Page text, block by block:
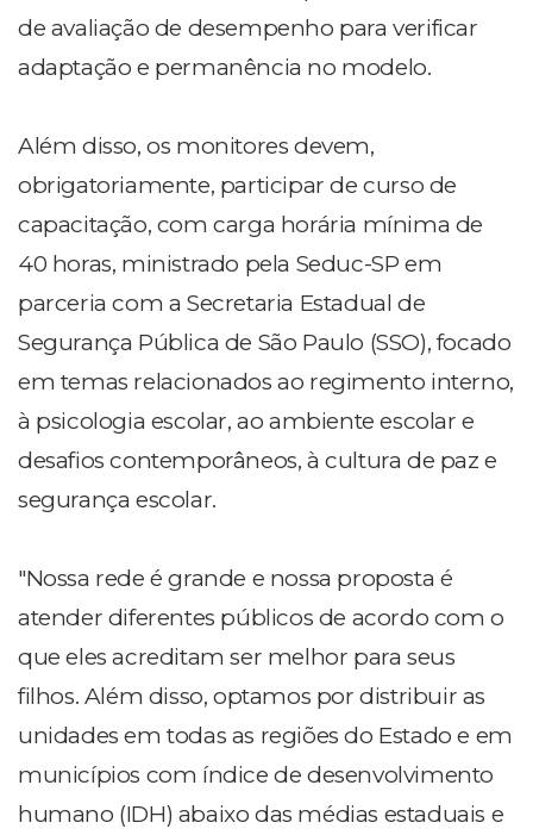
de avaliação de desempenho para verificar
adaptação e permanência no modelo.
Além disso, os monitores devem,
obrigatoriamente, participar de curso de
capacitação, com carga horária mínima de
40 horas, ministrado pela Seduc-SP em
parceria com a Secretaria Estadual de
Segurança Pública de São Paulo (SSO), focado
em temas relacionados ao regimento interno,
à psicologia escolar, ao ambiente escolar e
desafios contemporâneos, à cultura de paz e
segurança escolar.
"Nossa rede é grande e nossa proposta é
atender diferentes públicos de acordo com o
que eles acreditam ser melhor para seus
filhos. Além disso, optamos por distribuir as
unidades em todas as regiões do Estado e em
municípios com índice de desenvolvimento
humano (IDH) abaixo das médias estaduais e